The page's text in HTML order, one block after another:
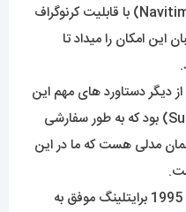
افسانه ای خود یعنی نوی تایمر (Navitimer) با قابلیت کرنوگراف
این امکان را میداد تا
دیگر دستاورد های مهم این
برند مدل سوپر اوشن (Super Ocean) بود که به طور سفارشی
مدلی هست که ما در این
در ابتکاری بسیار هوشمندانه در سال 1995 برایتلینگ موفق به